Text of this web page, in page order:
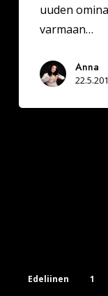
uuden
varmaan…
Anna
Edeliinen 1